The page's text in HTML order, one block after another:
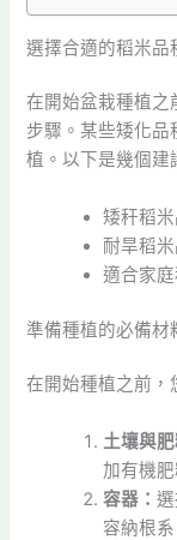
選擇合適的稻米品
在開始盆栽種植之
步驟。某些矮化品
植。以下是幾個建
矮秆稻
耐旱稻
適合家
準備種植的必備材
在開始種植之前，
土壤與
加有機肥
容器：
容納根系